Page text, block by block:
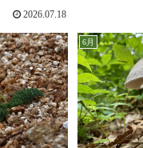
2026.07.18
6月